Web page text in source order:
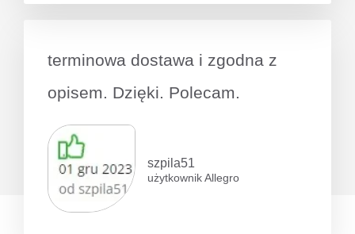
terminowa dostawa i zgodna z
opisem. Dzięki. Polecam.
szpila51
użytkownik Allegro